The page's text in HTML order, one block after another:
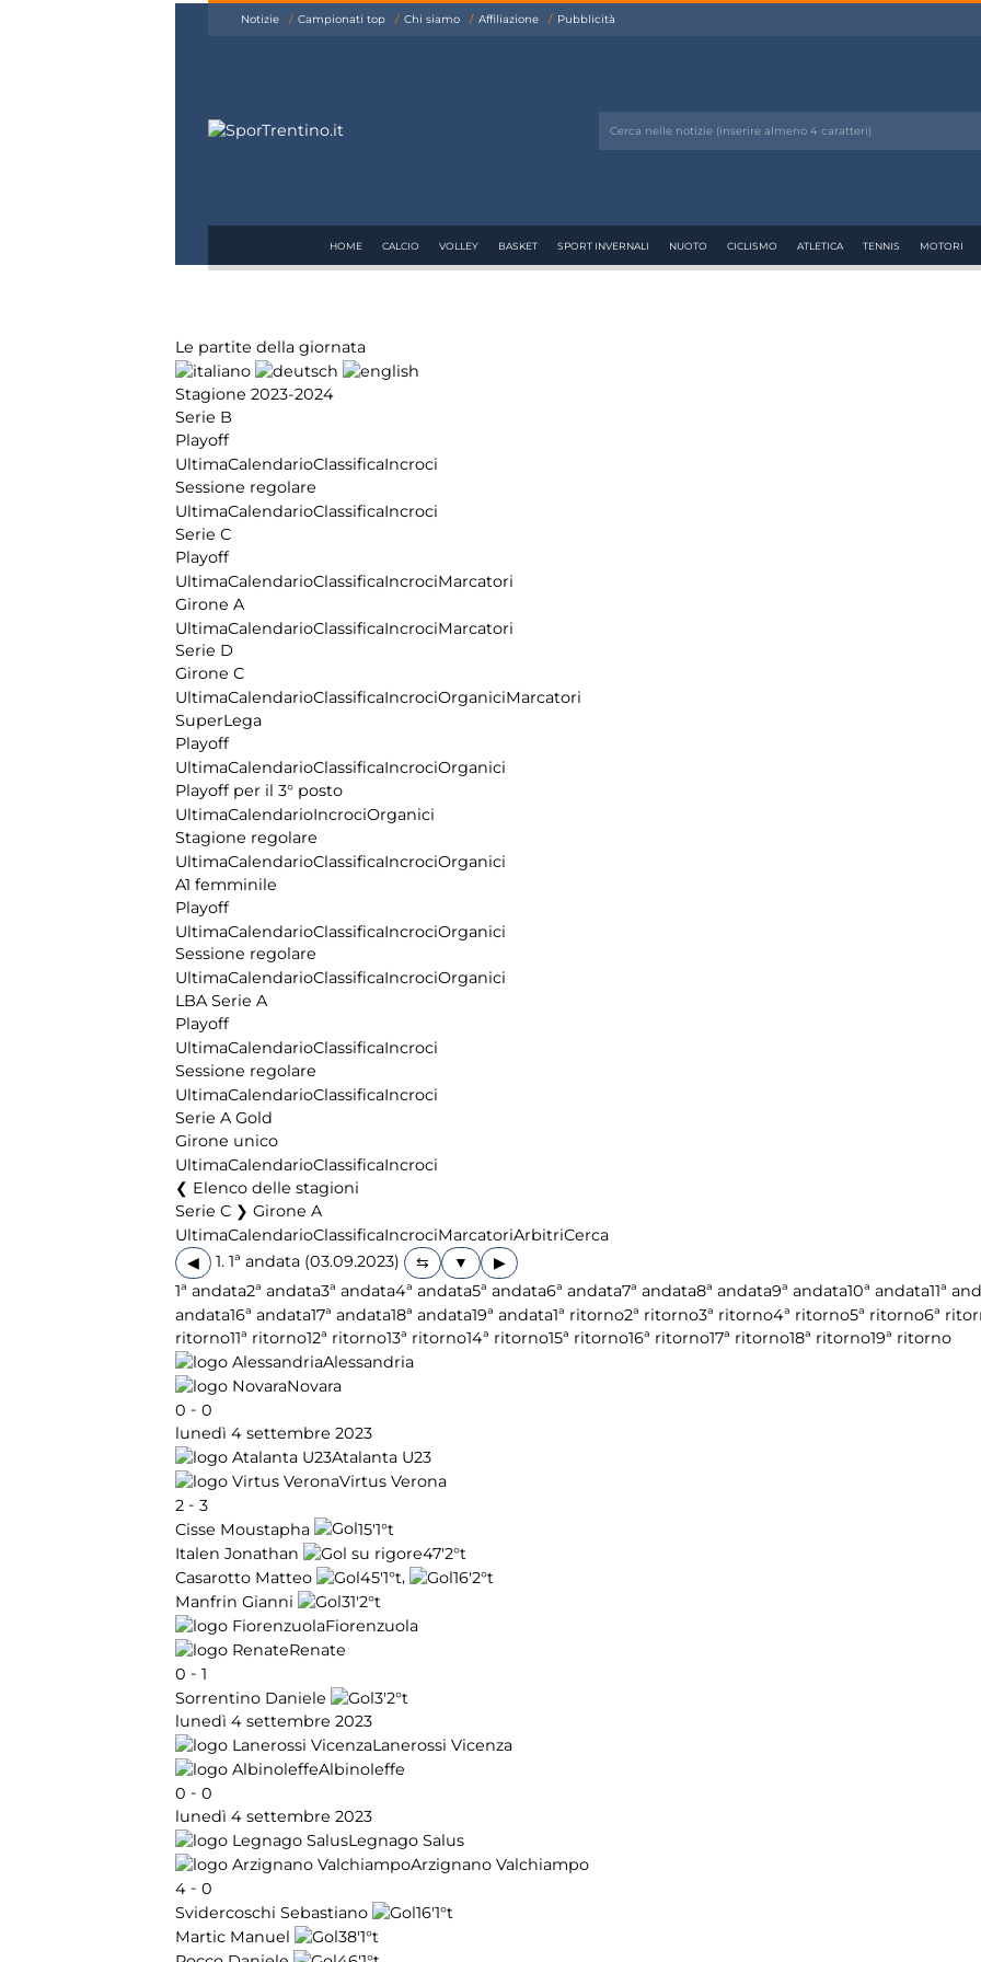
Notizie Campionati top Chi siamo Affiliazione Pubblicità
HOME CALCIO VOLLEY BASKET SPORT INVERNALI NUOTO CICLISMO ATLETICA TENNIS MOTORI
Le partite della giornata
Stagione 2023-2024
Serie B
Playoff
UltimaCalendarioClassificaIncroci
Sessione regolare
UltimaCalendarioClassificaIncroci
Serie C
Playoff
UltimaCalendarioClassificaIncrociMarcatori
Girone A
UltimaCalendarioClassificaIncrociMarcatori
Serie D
Girone C
UltimaCalendarioClassificaIncrociOrganiciMarcatori
SuperLega
Playoff
UltimaCalendarioClassificaIncrociOrganici
Playoff per il 3° posto
UltimaCalendarioIncrociOrganici
Stagione regolare
UltimaCalendarioClassificaIncrociOrganici
A1 femminile
Playoff
UltimaCalendarioClassificaIncrociOrganici
Sessione regolare
UltimaCalendarioClassificaIncrociOrganici
LBA Serie A
Playoff
UltimaCalendarioClassificaIncroci
Sessione regolare
UltimaCalendarioClassificaIncroci
Serie A Gold
Girone unico
UltimaCalendarioClassificaIncroci
Elenco delle stagioni
Serie C ❯ Girone A
UltimaCalendarioClassificaIncrociMarcatoriArbitriCerca
◀
1. 1ª andata (03.09.2023)
▶
1ª andata2ª andata3ª andata4ª andata5ª andata6ª andata7ª andata8ª andata9ª andata10ª andata11ª
andata16ª andata17ª andata18ª andata19ª andata1ª ritorno2ª ritorno3ª ritorno4ª ritorno5ª ritorno6ª
ritorno11ª ritorno12ª ritorno13ª ritorno14ª ritorno15ª ritorno16ª ritorno17ª ritorno18ª ritorno19ª ritorno
Alessandria
Novara
0 - 0
lunedì 4 settembre 2023
Atalanta U23
Virtus Verona
2 - 3
Cisse Moustapha
15'1°t
Italen Jonathan
47'2°t
Casarotto Matteo
45'1°t, 16'2°t
Manfrin Gianni
31'2°t
Fiorenzuola
Renate
0 - 1
Sorrentino Daniele
3'2°t
lunedì 4 settembre 2023
Lanerossi Vicenza
Albinoleffe
0 - 0
lunedì 4 settembre 2023
Legnago Salus
Arzignano Valchiampo
4 - 0
Svidercoschi Sebastiano
16'1°t
Martic Manuel
38'1°t